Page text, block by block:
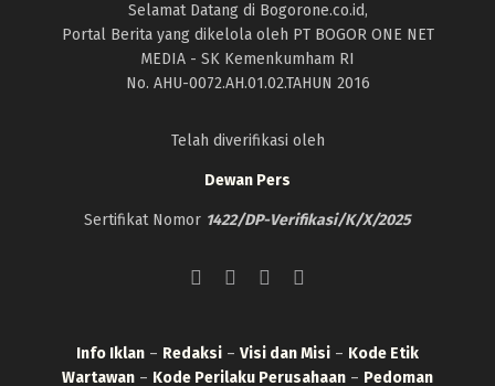
Selamat Datang di Bogorone.co.id,
Portal Berita yang dikelola oleh PT BOGOR ONE NET
MEDIA - SK Kemenkumham RI
No. AHU-0072.AH.01.02.TAHUN 2016
Telah diverifikasi oleh
Dewan Pers
Sertifikat Nomor 1422/DP-Verifikasi/K/X/2025
Info Iklan – Redaksi – Visi dan Misi – Kode Etik
Wartawan – Kode Perilaku Perusahaan – Pedoman